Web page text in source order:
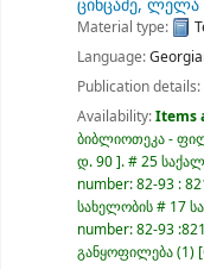
Material type:
Language:
Publication details:
Availability:Items
ბიბლიოთეკა -
დ. 90 .# 25
number:82-93 :
სახელობის # 17
number:82-93
განყოფილება(1)